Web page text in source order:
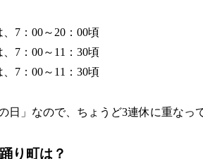
7：00～20：00頃
7：00～11：30頃
7：00～11：30頃
日」なので、ちょうど3連休に重なっ
り町は？